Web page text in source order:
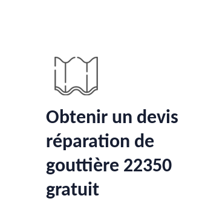
Obtenir un devis
réparation de
gouttière 22350
gratuit